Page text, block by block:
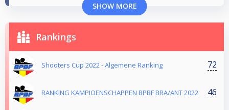
SHOW MORE
Rankings
Shooters Cup 2022 - Algemene Ranking 72
RANKING KAMPIOENSCHAPPEN BPBF BRA/ANT 2022 46